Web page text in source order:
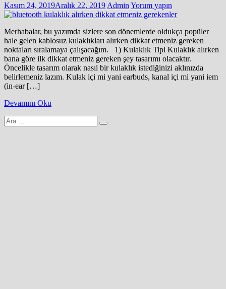
Kasım 24, 2019Aralık 22, 2019 Admin Yorum yapın
Merhabalar, bu yazımda sizlere son dönemlerde oldukça popüler
hale gelen kablosuz kulaklıkları alırken dikkat etmeniz gereken
noktaları sıralamaya çalışacağım. 1) Kulaklık Tipi Kulaklık alırken
bana göre ilk dikkat etmeniz gereken şey tasarımı olacaktır.
Öncelikle tasarım olarak nasıl bir kulaklık istediğinizi aklınızda
belirlemeniz lazım. Kulak içi mi yani earbuds, kanal içi mi yani iem
(in-ear […]
Devamını Oku
Arama
yap: